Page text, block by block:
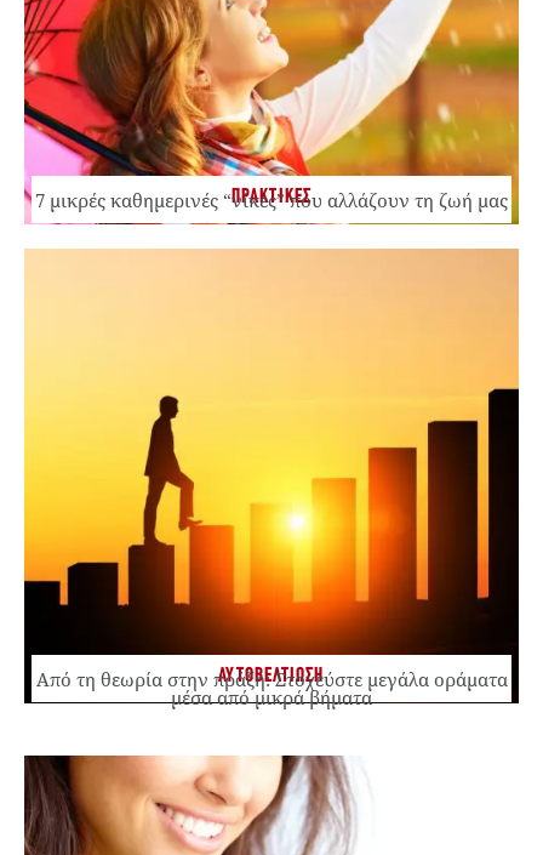
ΠΡΑΚΤΙΚΕΣ
7 μικρές καθημερινές “νίκες” που αλλάζουν τη ζωή μας
ΑΥΤΟΒΕΛΤΙΩΣΗ
Από τη θεωρία στην πράξη: Στοχεύστε μεγάλα οράματα
μέσα από μικρά βήματα